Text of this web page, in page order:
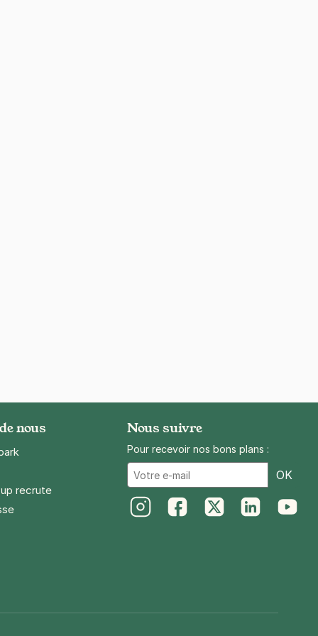
nous
recrute
Nous suivre
Pour recevoir nos bons plans :
OK